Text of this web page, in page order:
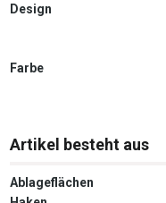
Design
Farbe
Artikel besteht aus
Ablageflächen